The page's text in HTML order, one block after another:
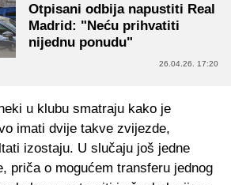
Otpisani odbija napustiti Real
Madrid: "Neću prihvatiti
nijednu ponudu"
26.04.26. 17:20
u klubu smatraju kako je
imati dvije takve zvijezde,
izostaju. U slučaju još jedne
priča o mogućem transferu jednog